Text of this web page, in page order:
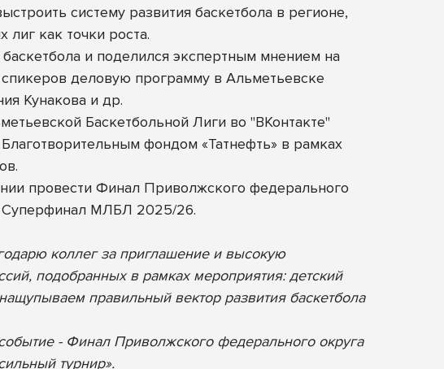
систему развития баскетбола в регионе,
лиг как точки роста.
и поделился экспертным мнением на
спикеров деловую программу в Альметьевске
Кунакова и др.
Баскетбольной Лиги во "ВКонтакте"
фондом «Татнефть» в рамках
провести Финал Приволжского федерального
Суперфинал МЛБЛ 2025/26.
коллег за приглашение и высокую
подобранных в рамках мероприятия: детский
правильный вектор развития баскетбола
- Финал Приволжского федерального округа
турнир».